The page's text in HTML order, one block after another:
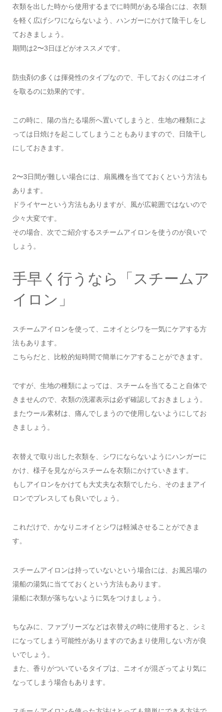
衣類を出した時から使用するまでに時間がある場合には、衣類
を軽く広げシワにならないよう、ハンガーにかけて陰干しをし
ておきましょう。
期間は2〜3日ほどがオススメです。
防虫剤の多くは揮発性のタイプなので、干しておくのはニオイ
を取るのに効果的です。
この時に、陽の当たる場所へ置いてしまうと、生地の種類によ
っては日焼けを起こしてしまうこともありますので、日陰干し
にしておきます。
2〜3日間が難しい場合には、扇風機を当てておくという方法も
あります。
ドライヤーという方法もありますが、風が広範囲ではないので
少々大変です。
その場合、次でご紹介するスチームアイロンを使うのが良いで
しょう。
手早く行うなら「スチームア
イロン」
スチームアイロンを使って、ニオイとシワを一気にケアする方
法もあります。
こちらだと、比較的短時間で簡単にケアすることができます。
ですが、生地の種類によっては、スチームを当てること自体で
きませんので、衣類の洗濯表示は必ず確認しておきましょう。
またウール素材は、痛んでしまうので使用しないようにしてお
きましょう。
衣替えで取り出した衣類を、シワにならないようにハンガーに
かけ、様子を見ながらスチームを衣類にかけていきます。
もしアイロンをかけても大丈夫な衣類でしたら、そのままアイ
ロンでプレスしても良いでしょう。
これだけで、かなりニオイとシワは軽減させることができま
す。
スチームアイロンは持っていないという場合には、お風呂場の
湯船の湯気に当てておくという方法もあります。
湯船に衣類が落ちないように気をつけましょう。
ちなみに、ファブリーズなどは衣替えの時に使用すると、シミ
になってしまう可能性がありますのであまり使用しない方が良
いでしょう。
また、香りがついているタイプは、ニオイが混ざってより気に
なってしまう場合もあります。